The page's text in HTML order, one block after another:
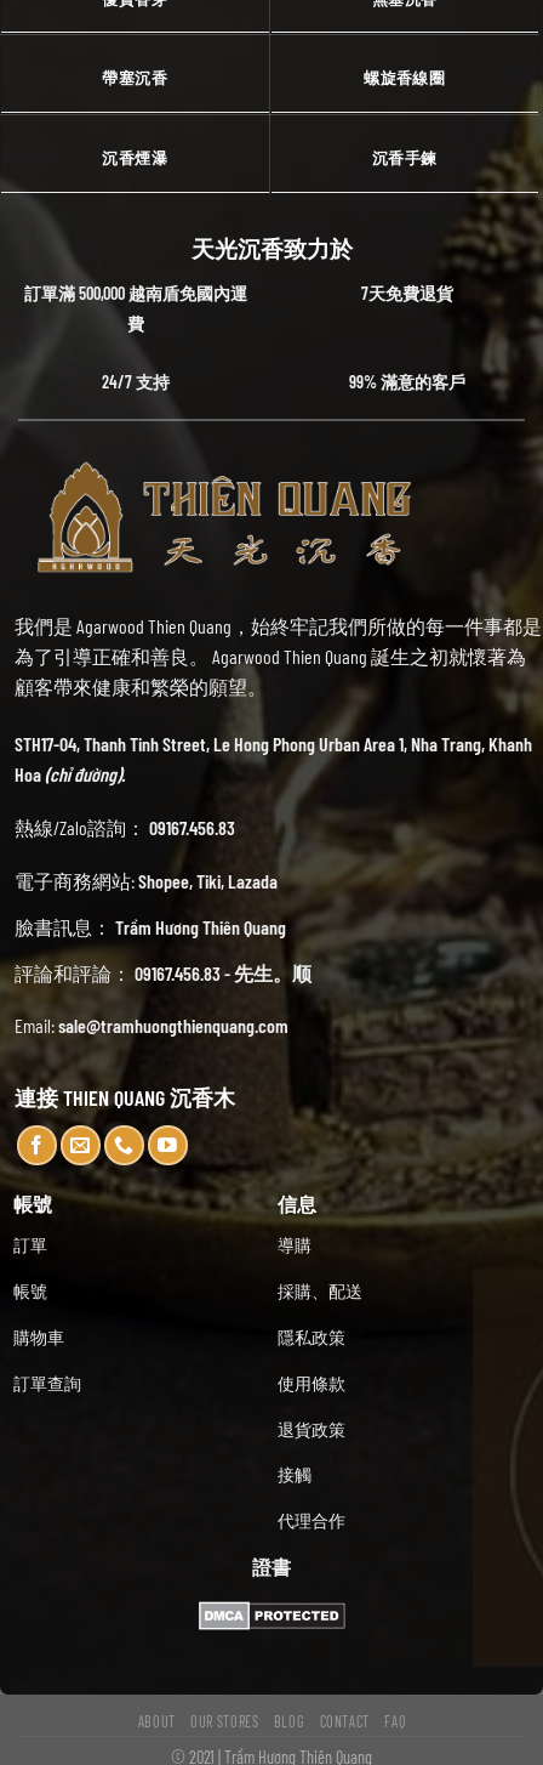
帶塞沉香 螺旋香線圈
沉香煙瀑 沉香手鍊
天光沉香致力於
訂單滿 500,000 越南盾免國內運
費
7天免費退貨
24/7 支持 99% 滿意的客戶
我們是 Agarwood Thien Quang，始終牢記我們所做的每一件事都是
為了引導正確和善良。 Agarwood Thien Quang 誕生之初就懷著為
顧客帶來健康和繁榮的願望。
STH17-04, Thanh Tinh Street, Le Hong Phong Urban Area 1, Nha Trang, Khanh
Hoa(chỉ đường).
熱線/Zalo諮詢： 09167.456.83
電子商務網站:Shopee,Tiki,Lazada
臉書訊息： Trầm Hương Thiên Quang
評論和評論： 09167.456.83 - 先生。顺
Email:sale@tramhuongthienquang.com
連接 THIEN QUANG 沉香木
帳號
訂單
帳號
購物車
訂單查詢
信息
導購
採購、配送
隱私政策
使用條款
退貨政策
接觸
代理合作
證書
ABOUT OUR STORES BLOG CONTACT FAQ
© 2021 | Trầm Hương Thiên Quang